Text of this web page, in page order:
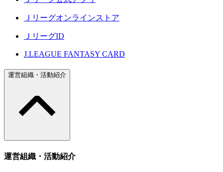
Ｊリーグオンラインストア
ＪリーグID
J.LEAGUE FANTASY CARD
運営組織・活動紹介
運営組織・活動紹介